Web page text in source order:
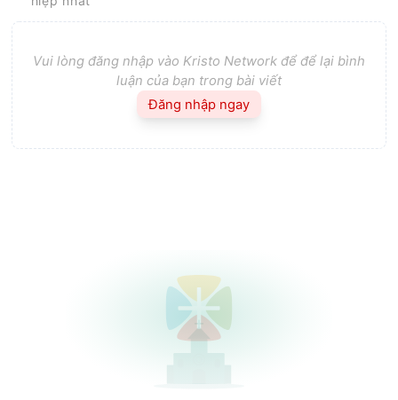
Vui lòng đăng nhập vào Kristo Network để để lại bình
luận của bạn trong bài viết
Đăng nhập ngay